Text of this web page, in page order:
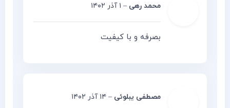
محمد رهی – ۱ آذر ۱۴۰۲
بصرفه و با کیفیت
مصطفی یبلوئی – ۱۴ آذر ۱۴۰۲